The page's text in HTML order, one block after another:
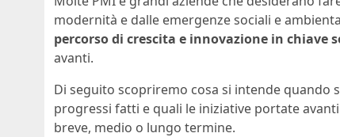
modernità e dalle emergenze sociali e
percorso di crescita e innovazione in chiave
avanti.
Di seguito scopriremo cosa si intende quando
progressi fatti e quali le iniziative portate
breve, medio o lungo termine.